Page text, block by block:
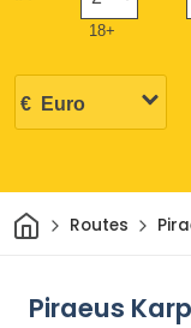
18+
ThuisRoutes
Piraeus